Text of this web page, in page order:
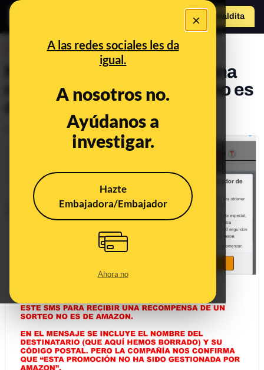
×
A las redes sociales les da
igual.
A nosotros no.
Ayúdanos a
investigar.
Hazte
Embajadora/Embajador
Ahora no
Hazte Maldita
No, este SMS para recibir una
recompensa de un sorteo no es
de Amazon
Apr 11, 2019, 1:16:00 PM